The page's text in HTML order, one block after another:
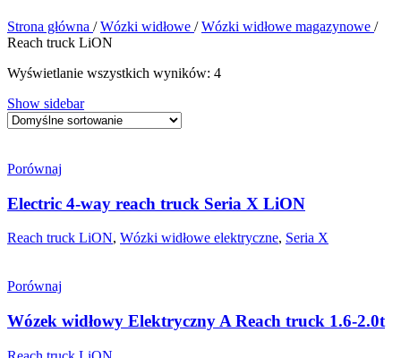
Strona główna / Wózki widłowe / Wózki widłowe magazynowe /
Reach truck LiON
Wyświetlanie wszystkich wyników: 4
Show sidebar
Porównaj
Electric 4-way reach truck Seria X LiON
Reach truck LiON, Wózki widłowe elektryczne, Seria X
Porównaj
Wózek widłowy Elektryczny A Reach truck 1.6-2.0t